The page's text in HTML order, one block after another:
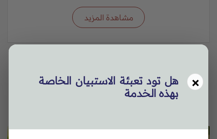
هل تود تعبئة الاستبيان الخاصة
بهذه الخدمة
×
مشاهدة المزيد
قرارات مجلس الإفتاء بحوث محكمة
مقالات